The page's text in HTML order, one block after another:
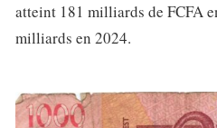
atteint 181 milliards de FCFA
milliards en 2024.